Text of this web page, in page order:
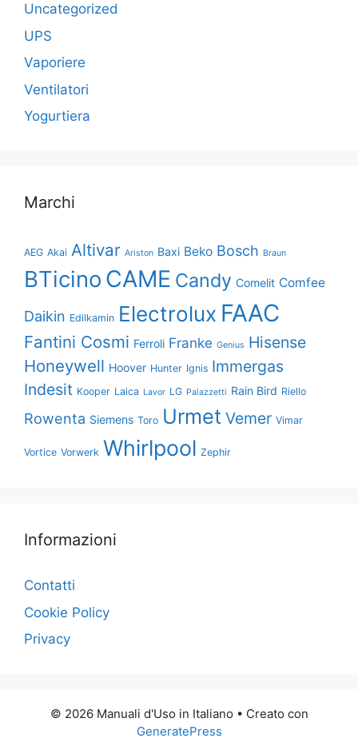
Uncategorized
UPS
Vaporiere
Ventilatori
Yogurtiera
Marchi
AEG Akai Altivar Ariston Baxi Beko Bosch Braun
BTicino CAME Candy Comelit Comfee
Daikin Edilkamin Electrolux FAAC
Fantini Cosmi Ferroli Franke Genius Hisense
Honeywell Hoover Hunter Ignis Immergas
Indesit Kooper Laica Lavor LG Palazzetti Rain Bird Riello
Rowenta Siemens Toro Urmet Vemer Vimar
Vortice Vorwerk Whirlpool Zephir
Informazioni
Contatti
Cookie Policy
Privacy
© 2026 Manuali d'Uso in Italiano • Creato con
GeneratePress